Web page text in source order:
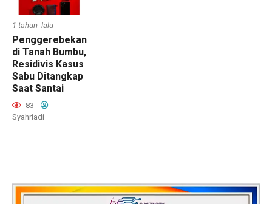
1 tahun lalu
Penggerebekan
di Tanah Bumbu,
Residivis Kasus
Sabu Ditangkap
Saat Santai
83
Syahriadi